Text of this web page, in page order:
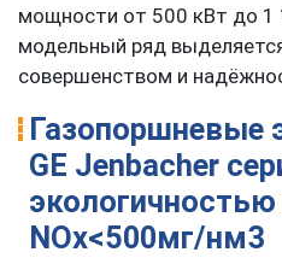
мощности от 500 кВт до 1
модельный ряд
совершенством и
Газопоршневые
GE Jenbacher
NOx<500мг/нм3